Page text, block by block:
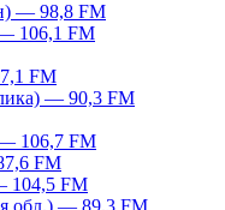
— 98,8 FM
106,1 FM
FM
— 90,3 FM
— 106,7 FM
FM
104,5 FM
обл.) — 89,3 FM